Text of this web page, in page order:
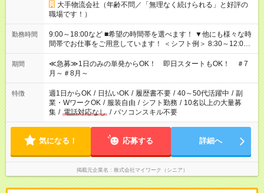
大手物流会社（年齢不問／「無理なく続けられる」と好評の
職場です！）
勤務時間
9:00～18:00など ■希望の時間帯を選べます！ ▼他にも様々な時
間帯でお仕事をご用意しています！ ＜シフト例＞ 8:30～12:00
17:00～22:00 13:00～22:00 22:00～翌6:00 など
期間
≪急募≫1日のみの単発からOK！ 即日スタートもOK！ ＃7
月～＃8月～
特徴 週1日からOK / 日払いOK / 履歴書不要 / 40～50代活躍中 / 副
業・WワークOK / 服装自由 / シフト勤務 / 10名以上の大量募
集 / 電話対応なし / パソコンスキル不要
気になる！ 応募する 詳細へ
掲載元企業名 株式会社マイワーク（シニア）